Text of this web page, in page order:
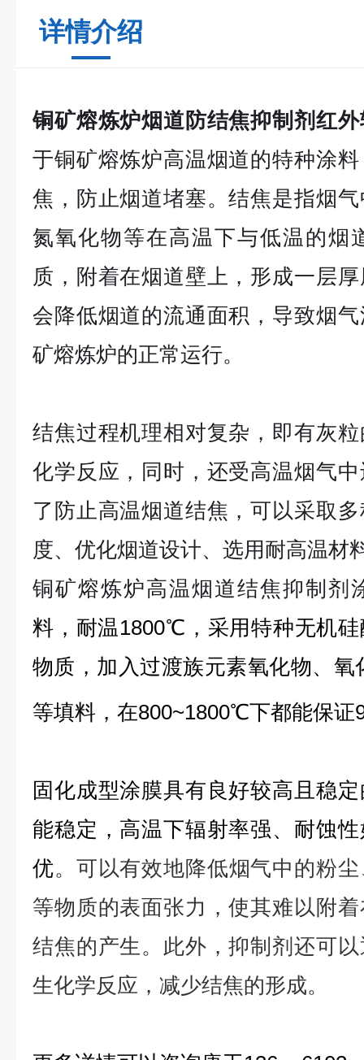
详情介绍
铜矿熔炼炉烟道防结焦抑制剂红
于铜矿熔炼炉高温烟道的特种涂
焦，防止烟道堵塞。结焦是指烟
氮氧化物等在高温下与低温的烟
质，附着在烟道壁上，形成一层
会降低烟道的流通面积，导致烟
矿熔炼炉的正常运行。
结焦过程机理相对复杂，即有灰
化学反应，同时，还受高温烟气
了防止高温烟道结焦，可以采取
度、优化烟道设计、选用耐高温材
铜矿熔炼炉高温烟道结焦抑制剂
料，耐温1800℃ ，采用特种无机
物质，加入过渡族元素氧化物、氧
等填料，在800~1800℃下都能保证
固化成型涂膜具有良好较高且稳
能稳定，高温下辐射率强、耐蚀
优。可以有效地降低烟气中的粉
等物质的表面张力，使其难以附
结焦的产生。此外，抑制剂还可
生化学反应，减少结焦的形成。